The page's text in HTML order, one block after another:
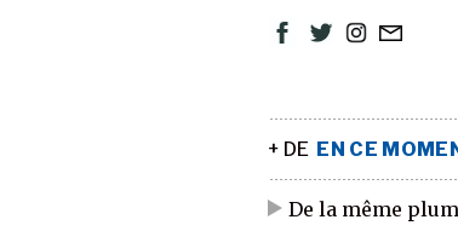
+ DE EN CE
De la même